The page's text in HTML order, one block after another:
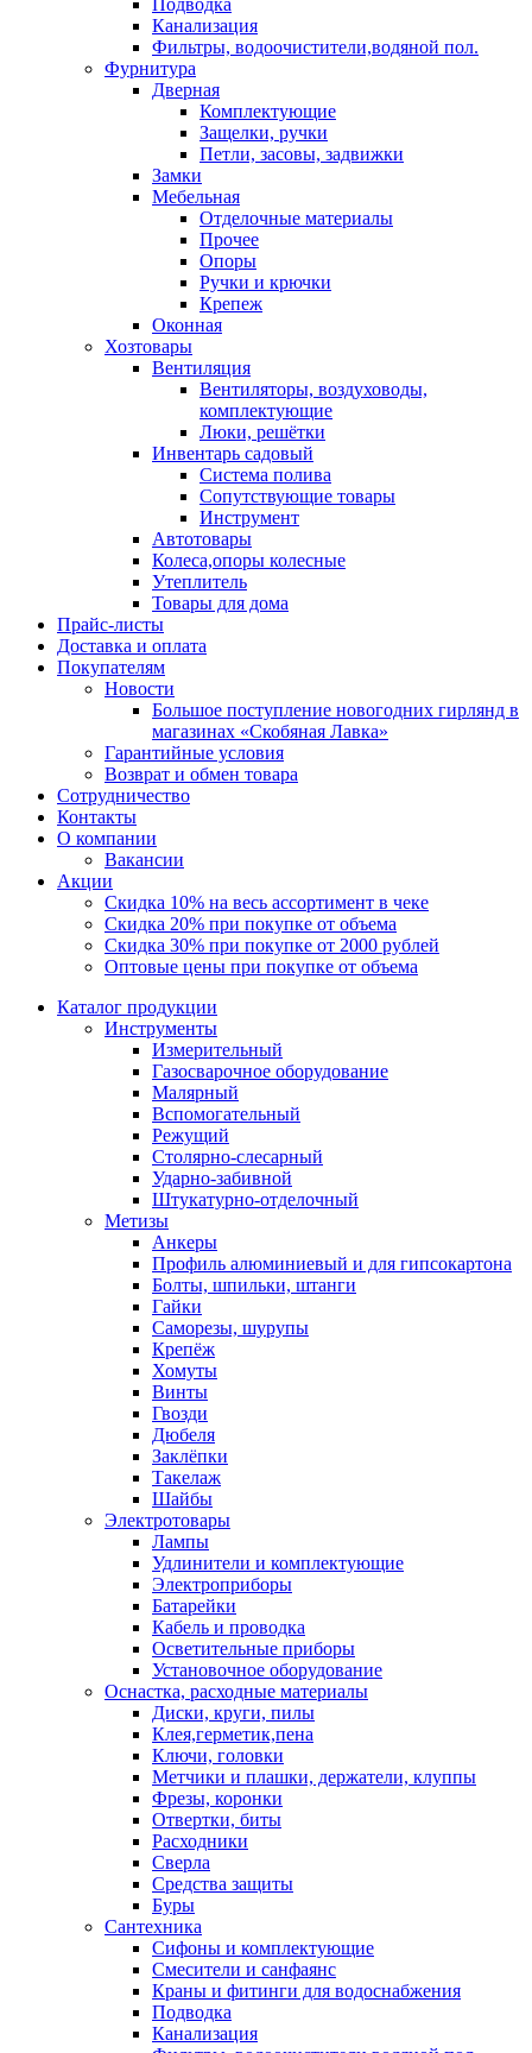
Подводка
Канализация
Фильтры, водоочистители,водяной пол.
Фурнитура
Дверная
Комплектующие
Защелки, ручки
Петли, засовы, задвижки
Замки
Мебельная
Отделочные материалы
Прочее
Опоры
Ручки и крючки
Крепеж
Оконная
Хозтовары
Вентиляция
Вентиляторы, воздуховоды,
комплектующие
Люки, решётки
Инвентарь садовый
Система полива
Сопутствующие товары
Инструмент
Автотовары
Колеса,опоры колесные
Утеплитель
Товары для дома
Прайс-листы
Доставка и оплата
Покупателям
Новости
Большое поступление новогодних гирлянд в
магазинах «Скобяная Лавка»
Гарантийные условия
Возврат и обмен товара
Сотрудничество
Контакты
О компании
Вакансии
Акции
Скидка 10% на весь ассортимент в чеке
Скидка 20% при покупке от объема
Скидка 30% при покупке от 2000 рублей
Оптовые цены при покупке от объема
Каталог продукции
Инструменты
Измерительный
Газосварочное оборудование
Малярный
Вспомогательный
Режущий
Столярно-слесарный
Ударно-забивной
Штукатурно-отделочный
Метизы
Анкеры
Профиль алюминиевый и для гипсокартона
Болты, шпильки, штанги
Гайки
Саморезы, шурупы
Крепёж
Хомуты
Винты
Гвозди
Дюбеля
Заклёпки
Такелаж
Шайбы
Электротовары
Лампы
Удлинители и комплектующие
Электроприборы
Батарейки
Кабель и проводка
Осветительные приборы
Установочное оборудование
Оснастка, расходные материалы
Диски, круги, пилы
Клея,герметик,пена
Ключи, головки
Метчики и плашки, держатели, клуппы
Фрезы, коронки
Отвертки, биты
Расходники
Сверла
Средства защиты
Буры
Сантехника
Сифоны и комплектующие
Смесители и санфаянс
Краны и фитинги для водоснабжения
Подводка
Канализация